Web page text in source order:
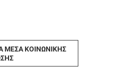
ΜΈΣΑ ΚΟΙΝΩΝΙΚΉΣ